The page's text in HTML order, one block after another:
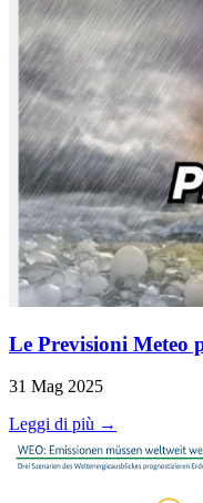
Le Previsioni Meteo
31 Mag 2025
Leggi di più →